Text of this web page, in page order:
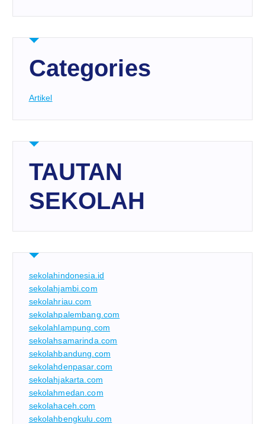
Categories
Artikel
TAUTAN
SEKOLAH
sekolahindonesia.id
sekolahjambi.com
sekolahriau.com
sekolahpalembang.com
sekolahlampung.com
sekolahsamarinda.com
sekolahbandung.com
sekolahdenpasar.com
sekolahjakarta.com
sekolahmedan.com
sekolahaceh.com
sekolahbengkulu.com